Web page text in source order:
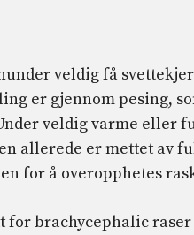
veldig få
er gjennom pesing,
veldig varme eller
allerede er mettet av
for å overopphetes
brachycephalic